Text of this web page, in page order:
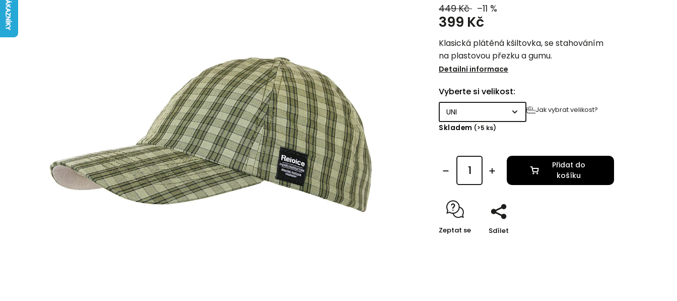
449 Kč –11 %
399 Kč
Klasická plátěná kšiltovka, se stahováním
na plastovou přezku a gumu.
Detailní informace
Vyberte si velikost:
Jak vybrat velikost?
Skladem (>5 ks)
Přidat do
košíku
Zeptat se Sdílet